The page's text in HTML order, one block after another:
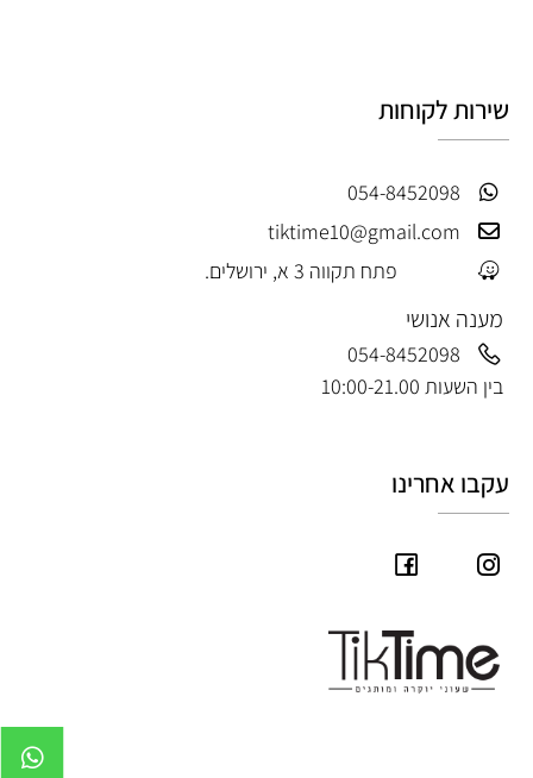
שירות לקוחות
054-8452098
tiktime10@gmail.com
פתח תקווה 3 א, ירושלים.
מענה אנושי
054-8452098
בין השעות 10:00-21.00
עקבו אחרינו